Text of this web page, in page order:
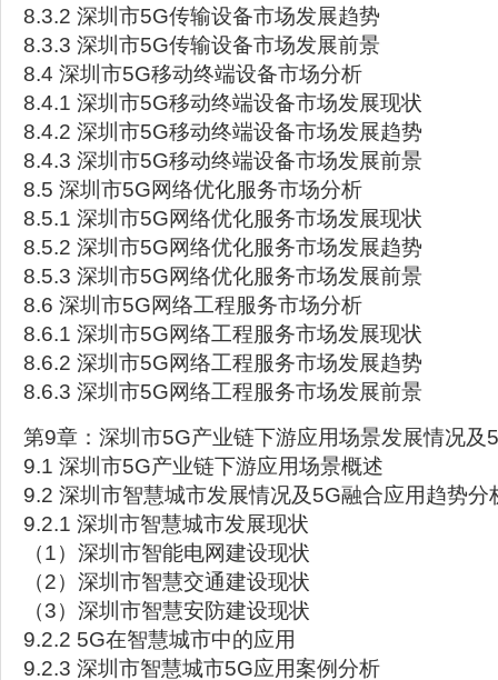
8.3.2 深圳市5G传输设备市场发展趋势
8.3.3 深圳市5G传输设备市场发展前景
8.4 深圳市5G移动终端设备市场分析
8.4.1 深圳市5G移动终端设备市场发展现状
8.4.2 深圳市5G移动终端设备市场发展趋势
8.4.3 深圳市5G移动终端设备市场发展前景
8.5 深圳市5G网络优化服务市场分析
8.5.1 深圳市5G网络优化服务市场发展现状
8.5.2 深圳市5G网络优化服务市场发展趋势
8.5.3 深圳市5G网络优化服务市场发展前景
8.6 深圳市5G网络工程服务市场分析
8.6.1 深圳市5G网络工程服务市场发展现状
8.6.2 深圳市5G网络工程服务市场发展趋势
8.6.3 深圳市5G网络工程服务市场发展前景
第9章：深圳市5G产业链下游应用场景发展情况及
9.1 深圳市5G产业链下游应用场景概述
9.2 深圳市智慧城市发展情况及5G融合应用趋势分
9.2.1 深圳市智慧城市发展现状
（1）深圳市智能电网建设现状
（2）深圳市智慧交通建设现状
（3）深圳市智慧安防建设现状
9.2.2 5G在智慧城市中的应用
9.2.3 深圳市智慧城市5G应用案例分析